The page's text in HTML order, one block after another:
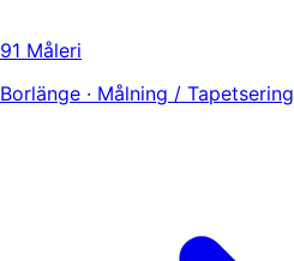
91 Måleri
Borlänge · Målning / Tapetsering